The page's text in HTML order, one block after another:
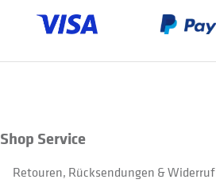
Shop Service
Retouren, Rücksendungen & Widerruf